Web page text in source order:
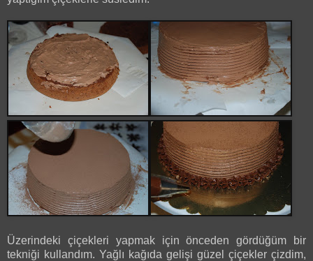
Üzerindeki çiçekleri yapmak için önceden gördüğüm bir
tekniği kullandım. Yağlı kağıda gelişi güzel çiçekler çizdim,